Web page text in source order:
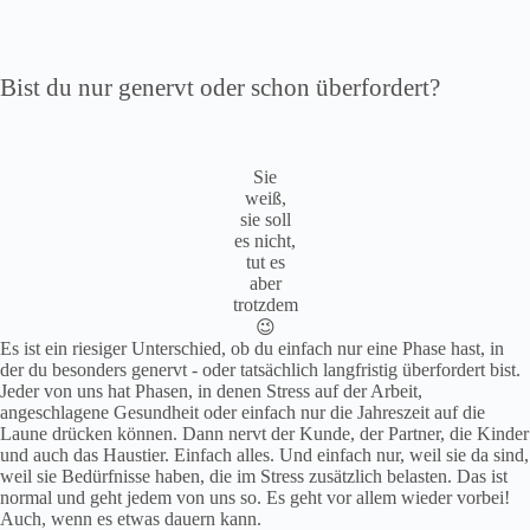
Bist du nur genervt oder schon überfordert?
Sie
weiß,
sie soll
es nicht,
tut es
aber
trotzdem
😉
Es ist ein riesiger Unterschied, ob du einfach nur eine Phase hast, in
der du besonders genervt ‐ oder tatsächlich langfristig überfordert bist.
Jeder von uns hat Phasen, in denen Stress auf der Arbeit,
angeschlagene Gesundheit oder einfach nur die Jahreszeit auf die
Laune drücken können. Dann nervt der Kunde, der Partner, die Kinder
und auch das Haustier. Einfach alles. Und einfach nur, weil sie da sind,
weil sie Bedürfnisse haben, die im Stress zusätzlich belasten. Das ist
normal und geht jedem von uns so. Es geht vor allem wieder vorbei!
Auch, wenn es etwas dauern kann.